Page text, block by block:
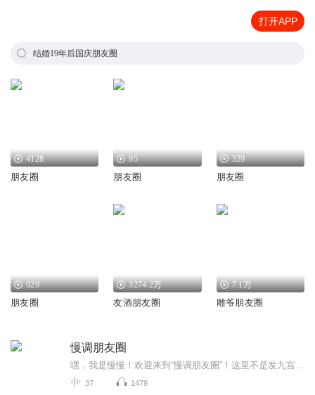
打开APP
结婚19年后国庆朋友圈
4128
朋友圈
95
朋友圈
329
朋友圈
929
朋友圈
3274.2万
友酒朋友圈
7.1万
雕爷朋友圈
慢调朋友圈
37 1479